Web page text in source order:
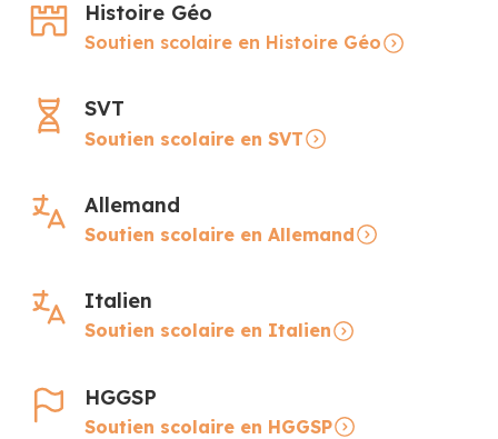
Histoire Géo
Soutien scolaire en Histoire Géo
SVT
Soutien scolaire en SVT
Allemand
Soutien scolaire en Allemand
Italien
Soutien scolaire en Italien
HGGSP
Soutien scolaire en HGGSP